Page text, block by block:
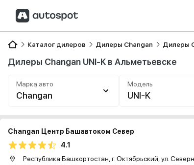
Каталог дилеров Дилеры Changan Дилеры
Дилеры Changan UNI-K в Альметьевске
Changan
Марка авто
UNI-K
Модель
Changan Центр Башавтоком Север
4.1
Республика Башкортостан, г. Октябрьский, ул.